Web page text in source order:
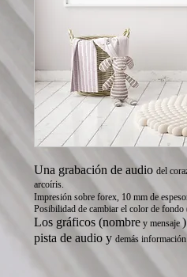
Una grabación de audio del
arcoíris.
Impresión sobre forex, 10 mm de
Posibilidad de cambiar el color de fondo
Los gráficos (nombre y mensaje )
pista de audio y demás